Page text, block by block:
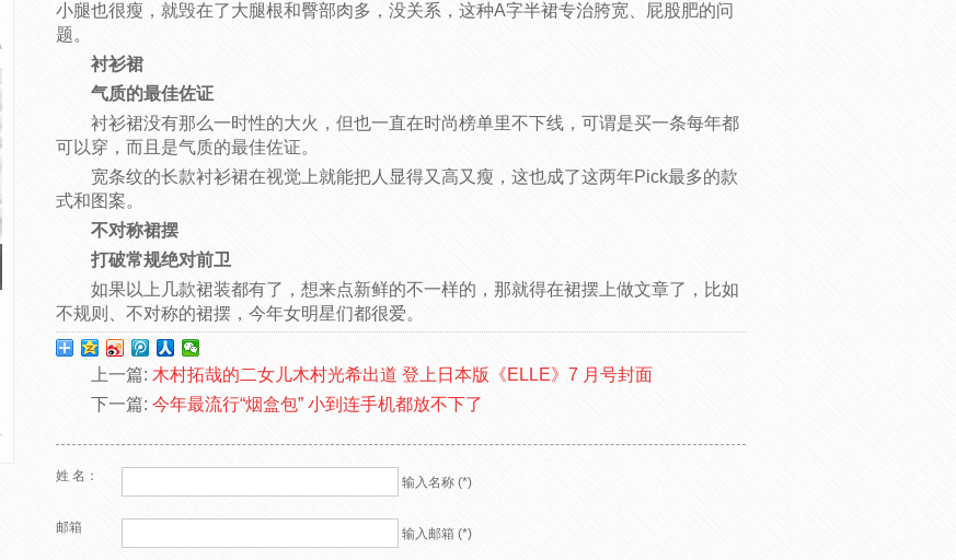
小腿也很瘦，就毁在了大腿根和臀部肉多，没关系，这种A字半裙专治胯宽、屁股肥的问
题。
衬衫裙
气质的最佳佐证
衬衫裙没有那么一时性的大火，但也一直在时尚榜单里不下线，可谓是买一条每年都
可以穿，而且是气质的最佳佐证。
宽条纹的长款衬衫裙在视觉上就能把人显得又高又瘦，这也成了这两年Pick最多的款
式和图案。
不对称裙摆
打破常规绝对前卫
如果以上几款裙装都有了，想来点新鲜的不一样的，那就得在裙摆上做文章了，比如
不规则、不对称的裙摆，今年女明星们都很爱。
上一篇: 木村拓哉的二女儿木村光希出道 登上日本版《ELLE》7 月号封面
下一篇: 今年最流行“烟盒包” 小到连手机都放不下了
姓 名： 输入名称 (*)
邮箱 输入邮箱 (*)